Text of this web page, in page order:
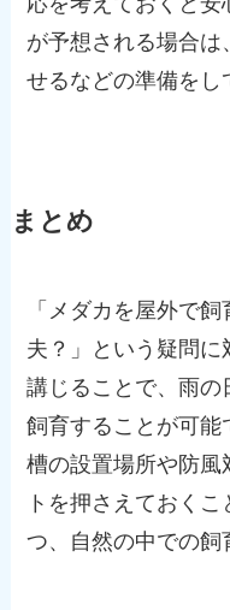
が予想される場合は
せるなどの準備をし
まとめ
「メダカを屋外で
夫？」という疑問に
講じることで、雨
飼育することが可能
槽の設置場所や防風
トを押さえておく
つ、自然の中での飼